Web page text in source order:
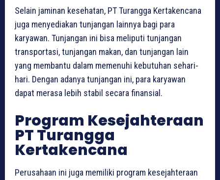
Selain jaminan kesehatan, PT Turangga Kertakencana
juga menyediakan tunjangan lainnya bagi para
karyawan. Tunjangan ini bisa meliputi tunjangan
transportasi, tunjangan makan, dan tunjangan lain
yang membantu dalam memenuhi kebutuhan sehari-
hari. Dengan adanya tunjangan ini, para karyawan
dapat merasa lebih stabil secara finansial.
Program Kesejahteraan
PT Turangga
Kertakencana
Perusahaan ini juga memiliki program kesejahteraan